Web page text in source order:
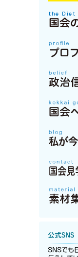
公式SNS
SNSでも